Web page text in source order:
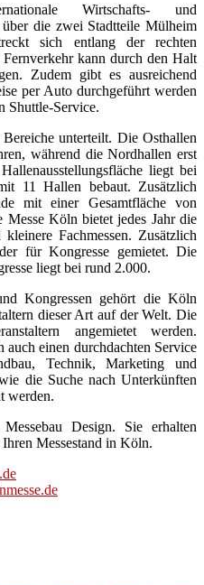
Wirtschafts- und
die zwei Stadtteile Mülheim
sich entlang der rechten
kann durch den Halt
Zudem gibt es ausreichend
per Auto durchgeführt werden
Shuttle-Service.
unterteilt. Die Osthallen
während die Nordhallen erst
liegt bei
11 Hallen bebaut. Zusätzlich
mit einer Gesamtfläche von
Köln bietet jedes Jahr die
Fachmessen. Zusätzlich
für Kongresse gemietet. Die
liegt bei rund 2.000.
Kongressen gehört die Köln
dieser Art auf der Welt. Die
angemietet werden.
einen durchdachten Service
Technik, Marketing und
die Suche nach Unterkünften
werden.
Design. Sie erhalten
Messestand in Köln.